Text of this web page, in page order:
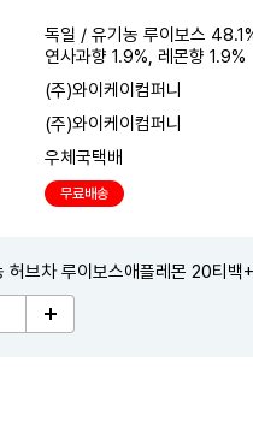
독일 / 유기농 루이보스
연사과향 1.9%, 레몬향 1.9%
(주)와이케이컴퍼니
(주)와이케이컴퍼니
우체국택배
무료배송
허브차 루이보스애플레몬 20티백